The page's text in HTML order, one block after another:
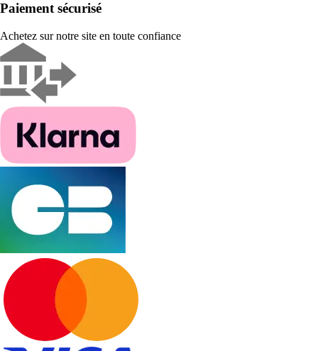
Paiement sécurisé
Achetez sur notre site en toute confiance